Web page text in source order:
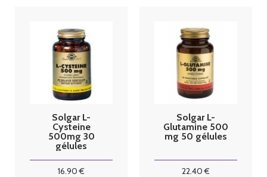
Solgar L-
Cysteine
500mg 30
gélules
16.90 €
Solgar L-
Glutamine 500
mg 50 gélules
22.40 €